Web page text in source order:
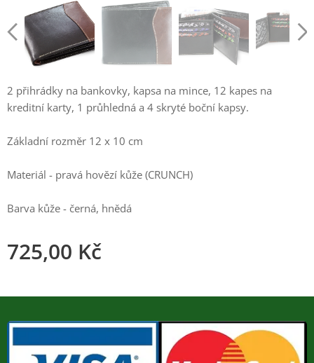
2 přihrádky na bankovky, kapsa na mince, 12 kapes na
kreditní karty, 1 průhledná a 4 skryté boční kapsy.
Základní rozměr 12 x 10 cm
Materiál - pravá hovězí kůže (CRUNCH)
Barva kůže - černá, hnědá
725,00 Kč